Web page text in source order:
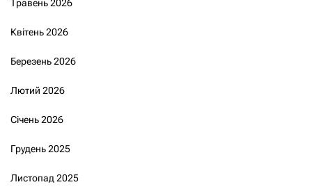
Травень 2026
Квітень 2026
Березень 2026
Лютий 2026
Січень 2026
Грудень 2025
Листопад 2025